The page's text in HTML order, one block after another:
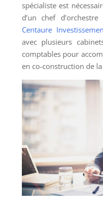
spécialiste est
d’un chef
Centaure
avec plusieurs
comptables pour
en co-construction de